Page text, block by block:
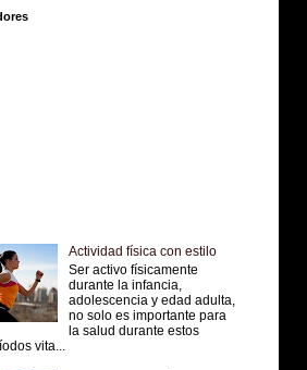
Actividad física con estilo
Ser activo físicamente
durante la infancia,
adolescencia y edad adulta,
no solo es importante para
la salud durante estos
vita...